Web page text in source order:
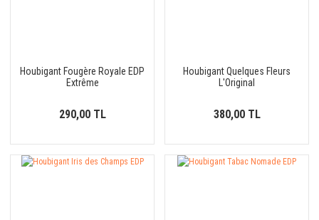
Houbigant Fougère Royale EDP
Extrême
290,00 TL
Houbigant Quelques Fleurs
L'Original
380,00 TL